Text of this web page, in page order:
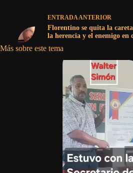
ENTRADAANTERIOR
Florentino se quita la
la herencia y el enemigo en
Más sobre este tema